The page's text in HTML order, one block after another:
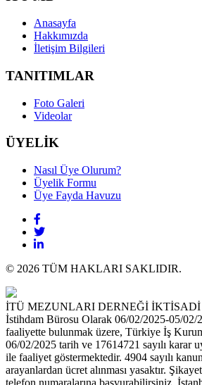
Anasayfa
Hakkımızda
İletişim Bilgileri
TANITIMLAR
Foto Galeri
Videolar
ÜYELİK
Nasıl Üye Olurum?
Üyelik Formu
Üye Fayda Havuzu
© 2026 TÜM HAKLARI SAKLIDIR.
İTÜ MEZUNLARI DERNEĞİ İKTİSADİ
İstihdam Bürosu Olarak 06/02/2025-05/02/
faaliyette bulunmak üzere, Türkiye İş
06/02/2025 tarih ve 17614721 sayılı karar
ile faaliyet göstermektedir. 4904 sayılı
arayanlardan ücret alınması yasaktır.
telefon numaralarına başvurabilirsiniz.